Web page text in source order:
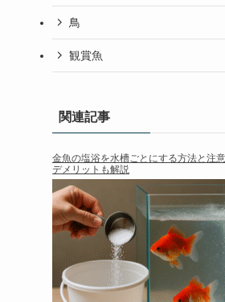
鳥
観賞魚
関連記事
金魚の塩浴を水槽ごとにする方法と注
デメリットも解説